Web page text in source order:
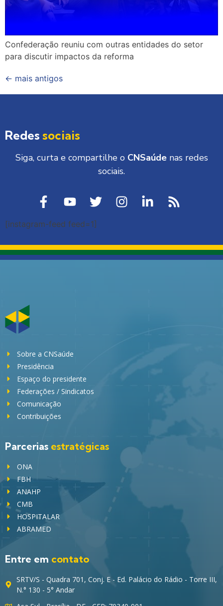
Confederação reuniu com outras entidades do setor
para discutir impactos da reforma
← mais antigos
Redes sociais
Siga, curta e compartilhe o CNSaúdenas redes
sociais.
[instagram-feed feed=1]
Sobre a CNSaúde
Presidência
Espaço do presidente
Federações / Sindicatos
Comunicação
Contribuições
Parcerias estratégicas
ONA
FBH
ANAHP
CMB
HOSPITALAR
ABRAMED
Entre em contato
SRTV/S - Quadra 701, Conj. E - Ed. Palácio do Rádio - Torre III,
N.° 130 - 5° Andar